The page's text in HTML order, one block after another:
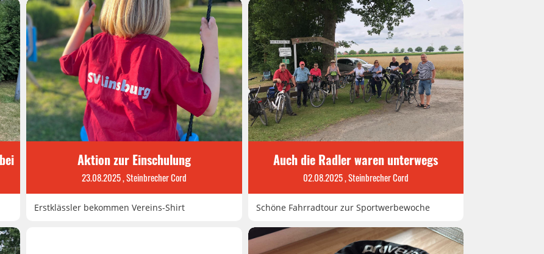
Aktion zur Einschulung
23.08.2025, Steinbrecher Cord
Erstklässler bekommen Vereins-Shirt
Auch die Radler waren unterwegs
02.08.2025, Steinbrecher Cord
Schöne Fahrradtour zur Sportwerbewoche